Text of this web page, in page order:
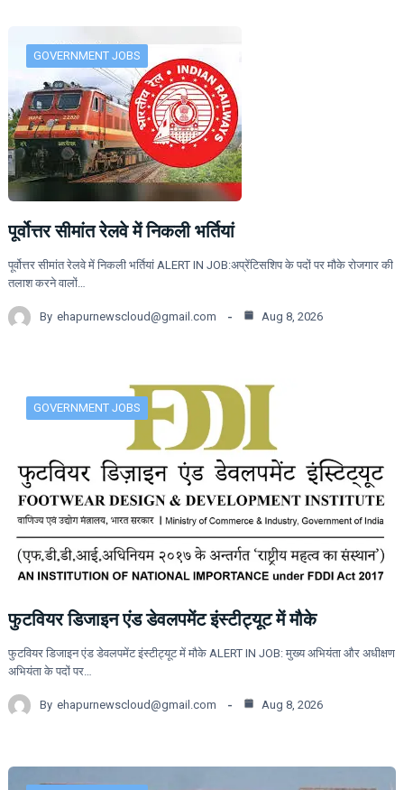
GOVERNMENT JOBS
पूर्वोत्तर सीमांत रेलवे में निकली भर्तियां
पूर्वोत्तर सीमांत रेलवे में निकली भर्तियां ALERT IN JOB:अप्रेंटिसशिप के पदों पर मौके रोजगार की
तलाश करने वालों…
By ehapurnewscloud@gmail.com Aug 8, 2026
GOVERNMENT JOBS
फुटवियर डिजाइन एंड डेवलपमेंट इंस्टीट्यूट में मौके
फुटवियर डिजाइन एंड डेवलपमेंट इंस्टीट्यूट में मौके ALERT IN JOB: मुख्य अभियंता और अधीक्षण
अभियंता के पदों पर…
By ehapurnewscloud@gmail.com Aug 8, 2026